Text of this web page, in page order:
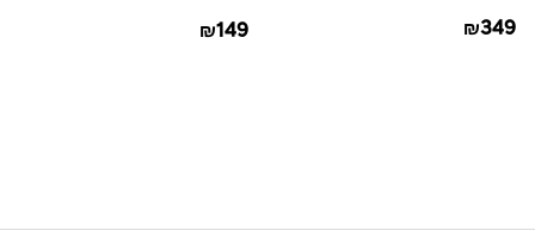
₪349
₪149